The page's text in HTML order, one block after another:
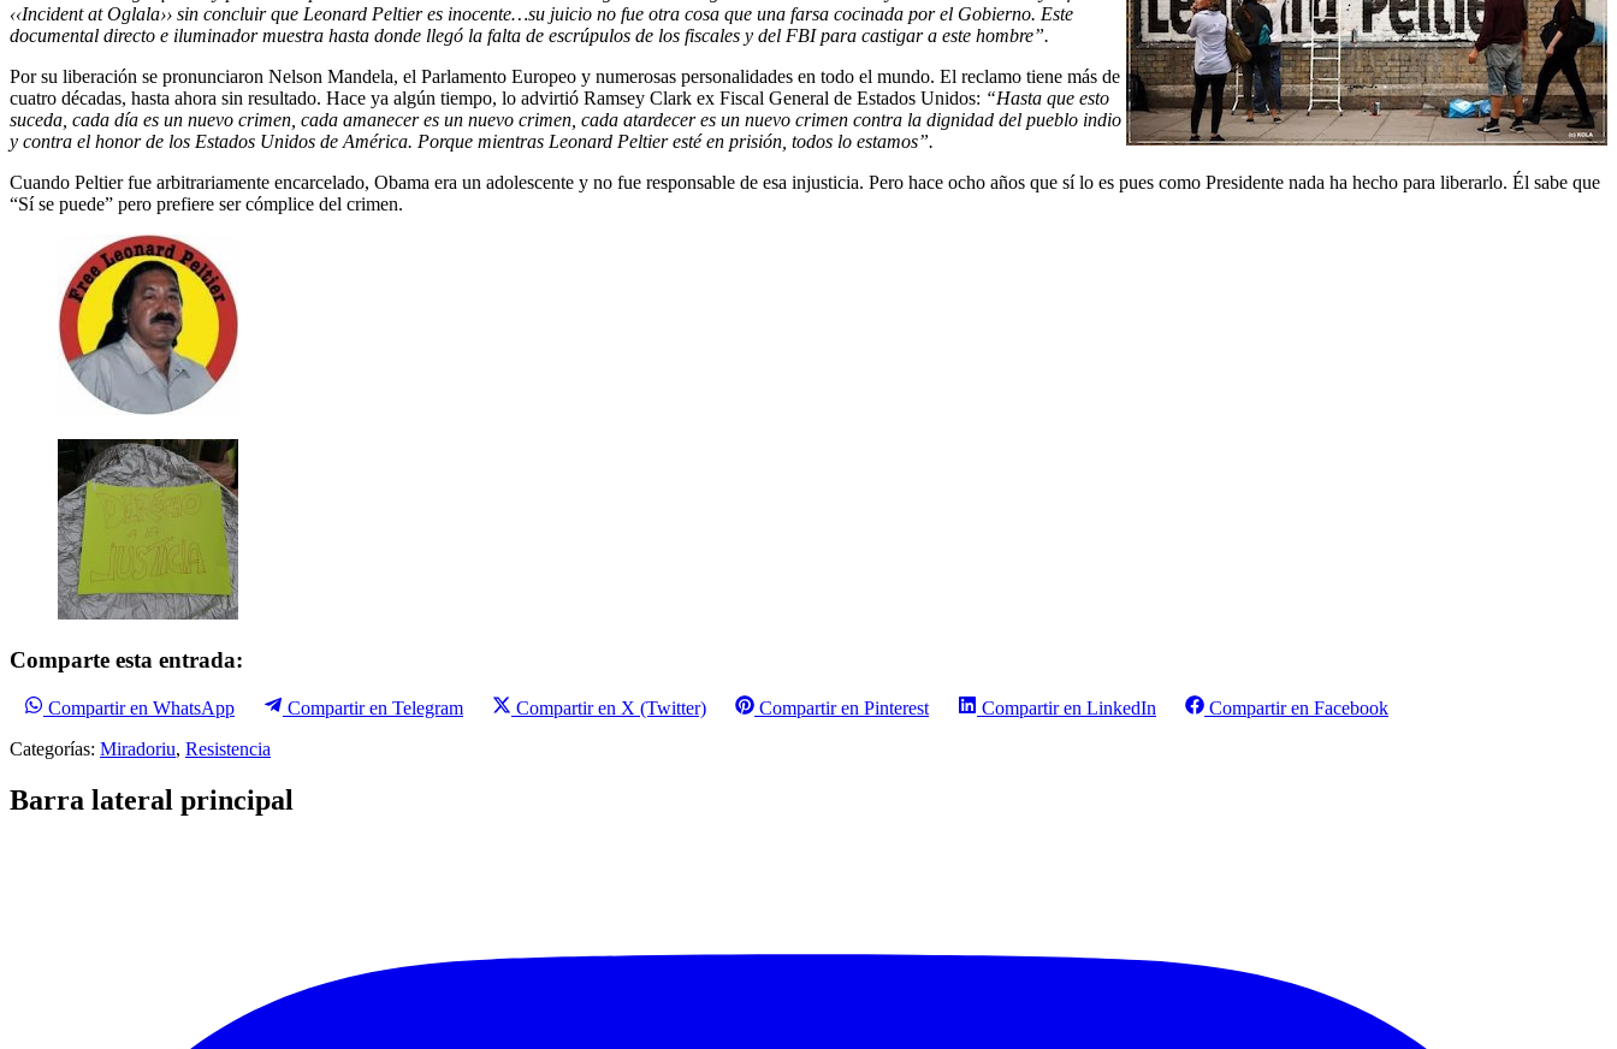
‹‹Incident at Oglala›› sin concluir que Leonard Peltier es inocente…su juicio no fue otra cosa que una farsa cocinada por el Gobierno. Este
documental directo e iluminador muestra hasta donde llegó la falta de escrúpulos de los fiscales y del FBI para castigar a este hombre”.
Por su liberación se pronunciaron Nelson Mandela, el Parlamento Europeo y numerosas personalidades en todo el mundo. El reclamo tiene más de
cuatro décadas, hasta ahora sin resultado. Hace ya algún tiempo, lo advirtió Ramsey Clark ex Fiscal General de Estados Unidos: “Hasta que esto
suceda, cada día es un nuevo crimen, cada amanecer es un nuevo crimen, cada atardecer es un nuevo crimen contra la dignidad del pueblo indio
y contra el honor de los Estados Unidos de América. Porque mientras Leonard Peltier esté en prisión, todos lo estamos”.
Cuando Peltier fue arbitrariamente encarcelado, Obama era un adolescente y no fue responsable de esa injusticia. Pero hace ocho años que sí lo es pues como Presidente nada ha hecho para liberarlo. Él sabe que
“Sí se puede” pero prefiere ser cómplice del crimen.
Comparte esta entrada:
Compartir en WhatsApp Compartir en Telegram Compartir en X (Twitter) Compartir en Pinterest Compartir en LinkedIn
Compartir en Facebook
Categorías: Miradoriu, Resistencia
Barra lateral principal